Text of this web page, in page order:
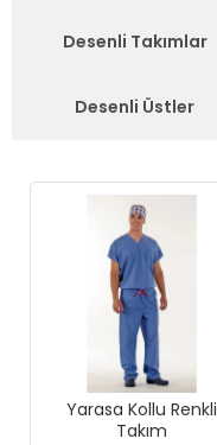
Desenli Takımlar
Desenli Üstler
Yarasa Kollu Renkli
Takım